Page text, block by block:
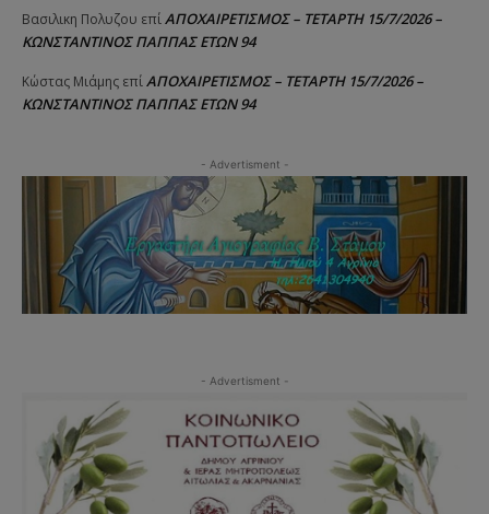
Βασιλικη Πολυζου επίΑΠΟΧΑΙΡΕΤΙΣΜΟΣ – ΤΕΤΑΡΤΗ 15/7/2026 –
ΚΩΝΣΤΑΝΤΙΝΟΣ ΠΑΠΠΑΣ ΕΤΩΝ 94
Κώστας Μιάμης επίΑΠΟΧΑΙΡΕΤΙΣΜΟΣ – ΤΕΤΑΡΤΗ 15/7/2026 –
ΚΩΝΣΤΑΝΤΙΝΟΣ ΠΑΠΠΑΣ ΕΤΩΝ 94
- Advertisment -
- Advertisment -